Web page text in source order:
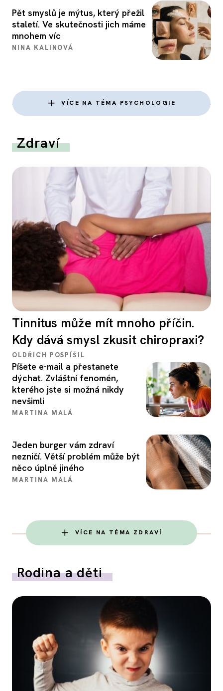
Pět smyslů je mýtus, který přežil
staletí. Ve skutečnosti jich máme
mnohem víc
NINA KALINOVÁ
VÍCE NA TÉMA PSYCHOLOGIE
Zdraví
Tinnitus může mít mnoho příčin.
Kdy dává smysl zkusit chiropraxi?
OLDŘICH POSPÍŠIL
Píšete e-mail a přestanete
dýchat. Zvláštní fenomén,
kterého jste si možná nikdy
nevšimli
MARTINA MALÁ
Jeden burger vám zdraví
nezničí. Větší problém může být
něco úplně jiného
MARTINA MALÁ
VÍCE NA TÉMA ZDRAVÍ
Rodina a děti